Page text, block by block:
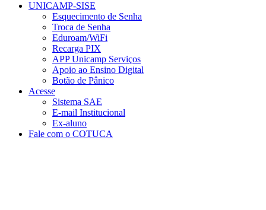
UNICAMP-SISE
Esquecimento de Senha
Troca de Senha
Eduroam/WiFi
Recarga PIX
APP Unicamp Serviços
Apoio ao Ensino Digital
Botão de Pânico
Acesse
Sistema SAE
E-mail Institucional
Ex-aluno
Fale com o COTUCA